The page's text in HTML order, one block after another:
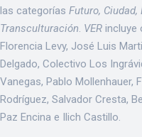
las categorías Futuro,
Transculturación VER incluye
Florencia Levy, José Luis
Delgado, Colectivo Los
Vanegas, Pablo Mollenhauer,
Rodríguez, Salvador Cresta,
Paz Encina e Ilich Castillo.